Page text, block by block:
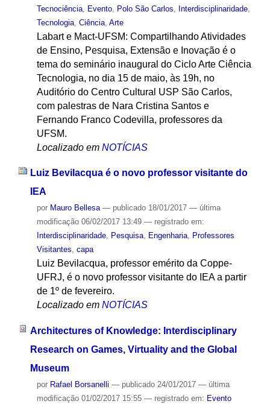
Tecnociência, Evento, Polo São Carlos Interdisciplinaridade,
Tecnologia, Ciência, Arte
Labart e Mact-UFSM: Compartilhando Atividades
de Ensino, Pesquisa, Extensão e Inovação é o
tema do seminário inaugural do Ciclo Arte Ciência
Tecnologia, no dia 15 de maio, às 19h, no
Auditório do Centro Cultural USP São Carlos,
com palestras de Nara Cristina Santos e
Fernando Franco Codevilla, professores da
UFSM.
Localizado em NOTÍCIAS
Luiz Bevilacqua é o novo professor visitante do
IEA
por Mauro Bellesa — publicado18/01/2017 — última
modificação06/02/2017 13:49 — registrado em:
Interdisciplinaridade, Pesquisa, Engenharia, Professores
Visitantes, capa
Luiz Bevilacqua, professor emérito da Coppe-
UFRJ, é o novo professor visitante do IEA a partir
de 1º de fevereiro.
Localizado em NOTÍCIAS
Architectures of Knowledge: Interdisciplinary
Research on Games, Virtuality and the Global
Museum
por Rafael Borsanelli — publicado24/01/2017 — última
modificação01/02/2017 15:55 — registrado em: Evento